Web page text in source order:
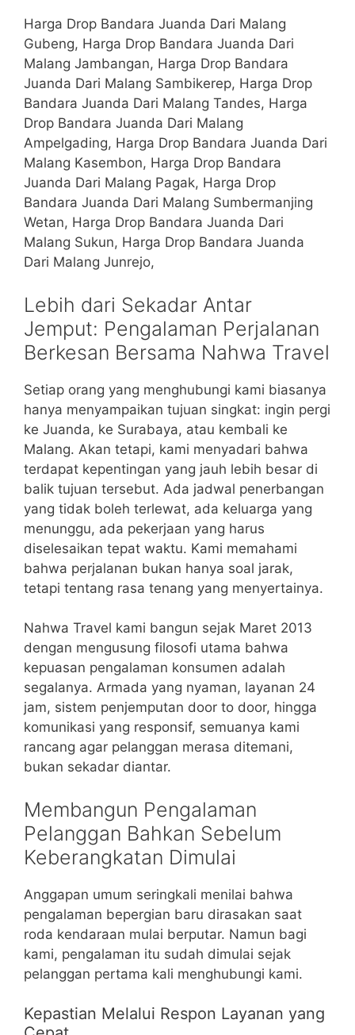
Harga Drop Bandara Juanda Dari Malang
Gubeng, Harga Drop Bandara Juanda Dari
Malang Jambangan, Harga Drop Bandara
Juanda Dari Malang Sambikerep, Harga Drop
Bandara Juanda Dari Malang Tandes, Harga
Drop Bandara Juanda Dari Malang
Ampelgading, Harga Drop Bandara Juanda Dari
Malang Kasembon, Harga Drop Bandara
Juanda Dari Malang Pagak, Harga Drop
Bandara Juanda Dari Malang Sumbermanjing
Wetan, Harga Drop Bandara Juanda Dari
Malang Sukun, Harga Drop Bandara Juanda
Dari Malang Junrejo,
Lebih dari Sekadar Antar
Jemput: Pengalaman Perjalanan
Berkesan Bersama Nahwa Travel
Setiap orang yang menghubungi kami biasanya
hanya menyampaikan tujuan singkat: ingin pergi
ke Juanda, ke Surabaya, atau kembali ke
Malang. Akan tetapi, kami menyadari bahwa
terdapat kepentingan yang jauh lebih besar di
balik tujuan tersebut. Ada jadwal penerbangan
yang tidak boleh terlewat, ada keluarga yang
menunggu, ada pekerjaan yang harus
diselesaikan tepat waktu. Kami memahami
bahwa perjalanan bukan hanya soal jarak,
tetapi tentang rasa tenang yang menyertainya.
Nahwa Travel kami bangun sejak Maret 2013
dengan mengusung filosofi utama bahwa
kepuasan pengalaman konsumen adalah
segalanya. Armada yang nyaman, layanan 24
jam, sistem penjemputan door to door, hingga
komunikasi yang responsif, semuanya kami
rancang agar pelanggan merasa ditemani,
bukan sekadar diantar.
Membangun Pengalaman
Pelanggan Bahkan Sebelum
Keberangkatan Dimulai
Anggapan umum seringkali menilai bahwa
pengalaman bepergian baru dirasakan saat
roda kendaraan mulai berputar. Namun bagi
kami, pengalaman itu sudah dimulai sejak
pelanggan pertama kali menghubungi kami.
Kepastian Melalui Respon Layanan yang